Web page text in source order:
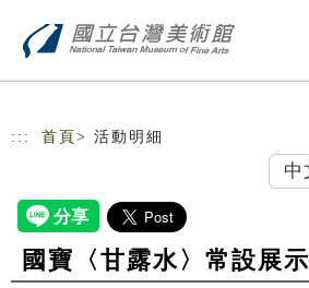
::: 首頁 > 活動明細
中文
國寶〈甘露水〉常設展示